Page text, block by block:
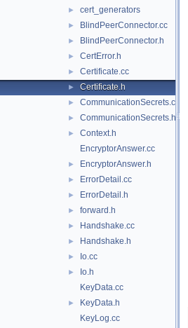
► cert_generators
► BlindPeerConnector.cc
► BlindPeerConnector.h
► CertError.h
► Certificate.cc
► Certificate.h
► CommunicationSecrets.cc
► CommunicationSecrets.h
►
Context.h
EncryptorAnswer.cc
► EncryptorAnswer.h
► ErrorDetail.cc
► ErrorDetail.h
► forward.h
► Handshake.cc
► Handshake.h
► Io.cc
►
Io.h
KeyData.cc
►
KeyData.h
KeyLog.cc